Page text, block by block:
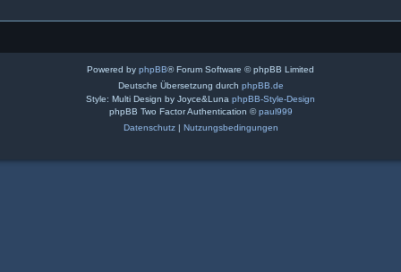
Powered by phpBB® Forum Software © phpBB Limited
Deutsche Übersetzung durch phpBB.de
Style: Multi Design by Joyce&Luna phpBB-Style-Design
phpBB Two Factor Authentication ©paul999
Datenschutz| Nutzungsbedingungen